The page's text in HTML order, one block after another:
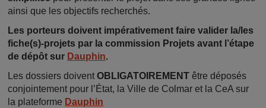
ainsi que les objectifs recherchés.
Les porteurs doivent impérativement faire valider la/les
fiche(s)-projets par la commission Projets avant l’étape
de dépôt sur Dauphin.
Les dossiers doivent OBLIGATOIREMENT être déposés
conjointement pour l’État, la Ville de Colmar et la CeA sur
la plateforme Dauphin